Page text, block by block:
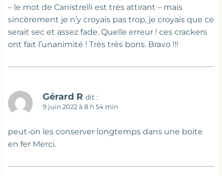
– le mot de Canistrelli est très attirant – mais
sincèrement je n’y croyais pas trop, je croyais que ce
serait sec et assez fade. Quelle erreur ! ces crackers
ont fait l’unanimité ! Très très bons. Bravo !!!
Gérard R dit :
9 juin 2022 à 8 h 54 min
peut-on les conserver longtemps dans une boite
en fer Merci.